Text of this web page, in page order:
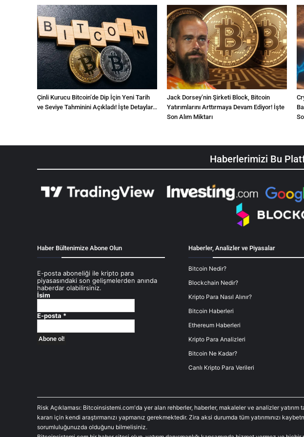
Çinli Kurucu Bitcoin’de Dip İçin Yeni Tarih
ve Seviye Tahminini Açıkladı! İşte Detaylar…
Jack Dorsey’nin Şirketi Block, Bitcoin
Yatırımlarını Arttırmaya Devam Ediyor! İşte
Son Alım Miktarı
Haberlerimizi Bu
Haber Bültenimize Abone Olun
E-posta aboneliği ile kripto para
piyasasındaki son gelişmelerden anında
haberdar olabilirsiniz.
İsim
E-posta *
Haberler, Analizler ve Piyasalar
Bitcoin Nedir?
Blockchain Nedir?
Kripto Para Nasıl Alınır?
Bitcoin Haberleri
Ethereum Haberleri
Kripto Para Analizleri
Bitcoin Ne Kadar?
Canlı Kripto Para Verileri
Risk Açıklaması: Bitcoinsistemi.com'da yer alan rehberler, haberler, makaleler ve analizler
kararı için kendi araştırmanızı yapmanız gerekmektedir. Zira aksi durumda tüm yatırımınızı
sorumluluğunuzda olduğunu bilmelisiniz.